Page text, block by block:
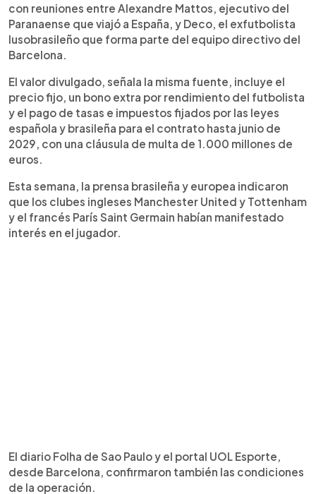
con reuniones entre Alexandre Mattos, ejecutivo del
Paranaense que viajó a España, y Deco, el exfutbolista
lusobrasileño que forma parte del equipo directivo del
Barcelona.
El valor divulgado, señala la misma fuente, incluye el
precio fijo, un bono extra por rendimiento del futbolista
y el pago de tasas e impuestos fijados por las leyes
española y brasileña para el contrato hasta junio de
2029, con una cláusula de multa de 1.000 millones de
euros.
Esta semana, la prensa brasileña y europea indicaron
que los clubes ingleses Manchester United y Tottenham
y el francés París Saint Germain habían manifestado
interés en el jugador.
El diario Folha de Sao Paulo y el portal UOL Esporte,
desde Barcelona, confirmaron también las condiciones
de la operación.